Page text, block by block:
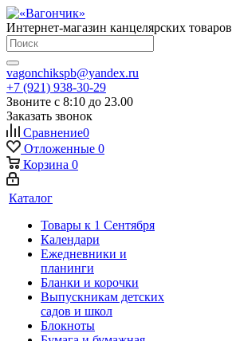
Интернет-магазин канцелярских товаров
vagonchikspb@yandex.ru
+7 (921) 938-30-29
Звоните с 8:10 до 23.00
Заказать звонок
Сравнение0
Отложенные 0
Корзина 0
Каталог
Товары к 1 Сентября
Календари
Ежедневники и
планинги
Бланки и корочки
Выпускникам детских
садов и школ
Блокноты